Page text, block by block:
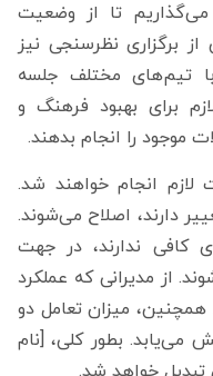
تا از وضعیت
برگزاری نظرسنجی نیز
تیم‌های مختلف جلسه
برای بهبود فرهنگ و
موجود را انجام بدهند.
لازم انجام خواهند شد.
دارند، اصلاح می‌شوند.
کافی ندارند، در جهت
از مدیرانی که عملکرد
میزان تعامل دو
می‌یابد. بطور کلی، [نام